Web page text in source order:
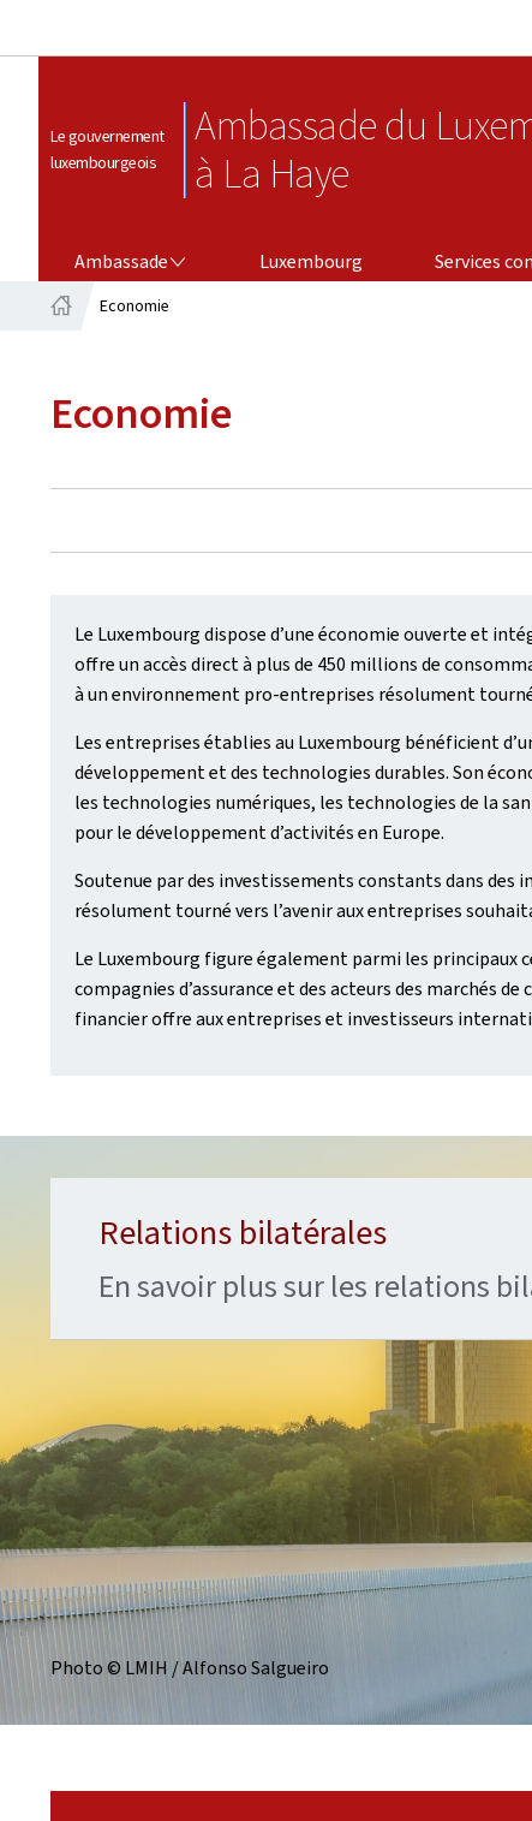
Le gouvernement
luxembourgeois
Ambassade du
à La Haye
Ambassade Luxembourg Services
Economie
Economie
Le Luxembourg dispose d’une économie ouverte et
offre un accès direct à plus de 450 millions de
à un environnement pro‑entreprises résolument
Les entreprises établies au Luxembourg bénéficient
développement et des technologies durables. Son
les technologies numériques, les technologies de la
pour le développement d’activités en Europe.
Soutenue par des investissements constants dans
résolument tourné vers l’avenir aux entreprises
Le Luxembourg figure également parmi les
compagnies d’assurance et des acteurs des marchés
financier offre aux entreprises et investisseurs
Relations bilatérales
En savoir plus sur les relations
Photo © LMIH / Alfonso Salgueiro